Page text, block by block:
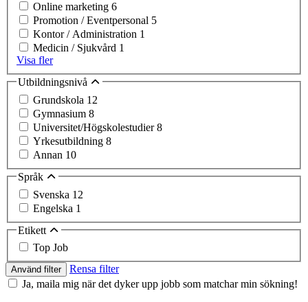
Online marketing 6
Promotion / Eventpersonal 5
Kontor / Administration 1
Medicin / Sjukvård 1
Visa fler
Utbildningsnivå
Grundskola 12
Gymnasium 8
Universitet/Högskolestudier8
Yrkesutbildning 8
Annan 10
Språk
Svenska 12
Engelska 1
Etikett
Top Job
Använd filter
Rensa filter
Ja, maila mig när det dyker upp jobb som matchar min sökning!